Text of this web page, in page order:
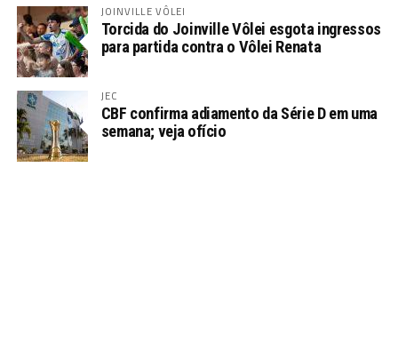
JOINVILLE VÔLEI
Torcida do Joinville Vôlei esgota ingressos
para partida contra o Vôlei Renata
JEC
CBF confirma adiamento da Série D em uma
semana; veja ofício